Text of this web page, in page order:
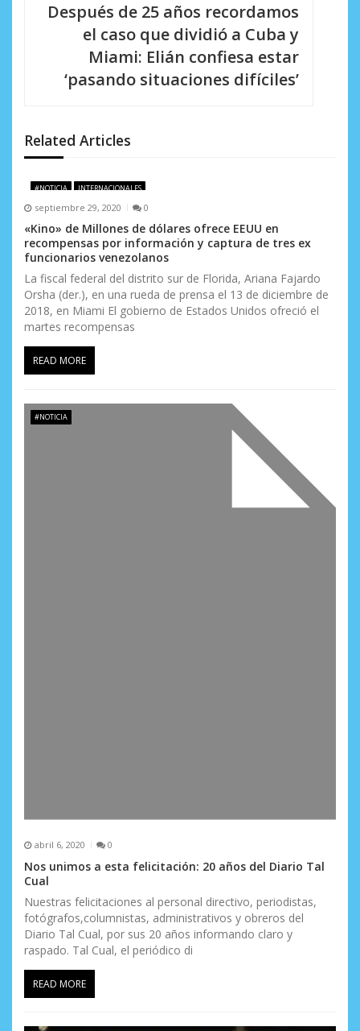
d
e
n
t
r
a
d
a
s
Después de 25 años recordamos
el caso que dividió a Cuba y
Miami: Elián confiesa estar
‘pasando situaciones difíciles’
Related Articles
#NOTICIA INTERNACIONALES
septiembre 29, 2020 0
«Kino» de Millones de dólares ofrece EEUU en
recompensas por información y captura de tres ex
funcionarios venezolanos
La fiscal federal del distrito sur de Florida, Ariana Fajardo
Orsha (der.), en una rueda de prensa el 13 de diciembre de
2018, en Miami El gobierno de Estados Unidos ofreció el
martes recompensas
READ MORE
#NOTICIA
abril 6, 2020 0
Nos unimos a esta felicitación: 20 años del Diario Tal
Cual
Nuestras felicitaciones al personal directivo, periodistas,
fotógrafos,columnistas, administrativos y obreros del
Diario Tal Cual, por sus 20 años informando claro y
raspado. Tal Cual, el periódico di
READ MORE